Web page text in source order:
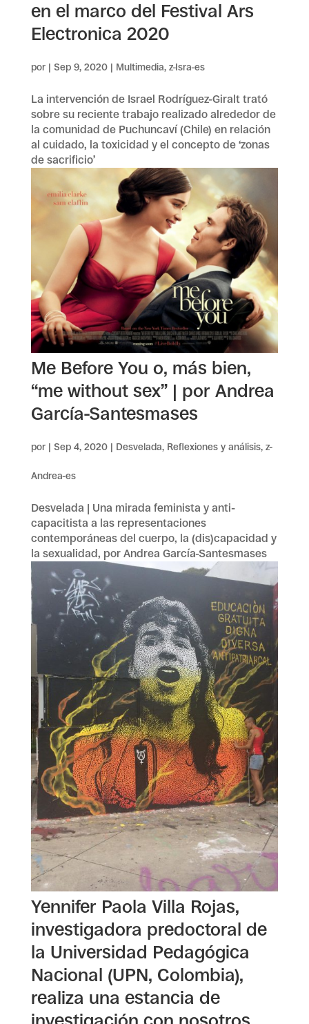
en el marco del Festival Ars
Electronica 2020
por | Sep 9, 2020| Multimedia, z-Isra-es
La intervención de Israel Rodríguez-Giralt trató
sobre su reciente trabajo realizado alrededor de
la comunidad de Puchuncaví (Chile) en relación
al cuidado, la toxicidad y el concepto de ‘zonas
de sacrificio’
Me Before You o, más bien,
“me without sex” | por Andrea
García-Santesmases
por | Sep 4, 2020| Desvelada, Reflexiones y análisis, z-
Andrea-es
Desvelada | Una mirada feminista y anti-
capacitista a las representaciones
contemporáneas del cuerpo, la (dis)capacidad y
la sexualidad, por Andrea García-Santesmases
Yennifer Paola Villa Rojas,
investigadora predoctoral de
la Universidad Pedagógica
Nacional (UPN, Colombia),
realiza una estancia de